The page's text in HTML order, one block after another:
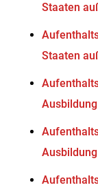
Staaten
Staaten